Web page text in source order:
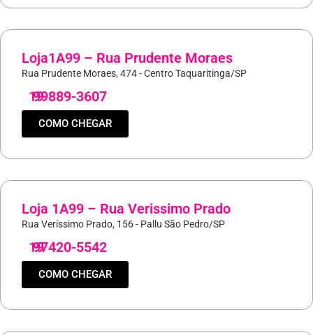
Loja1A99 – Rua Prudente Moraes
Rua Prudente Moraes, 474 - Centro Taquaritinga/SP
19
99889-3607
COMO CHEGAR
Loja 1A99 – Rua Verissimo Prado
Rua Veríssimo Prado, 156 - Pallu São Pedro/SP
19
97420-5542
COMO CHEGAR